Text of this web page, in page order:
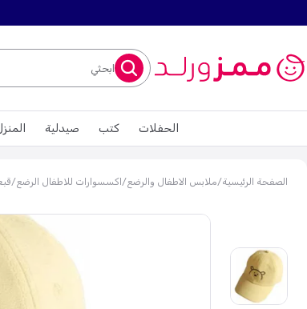
ابحثي
صيدلية كتب الحفلات
الصفحة الرئيسية/ملابس الاطفال والرضع/ اكسسوارات للاطفال الرضع/